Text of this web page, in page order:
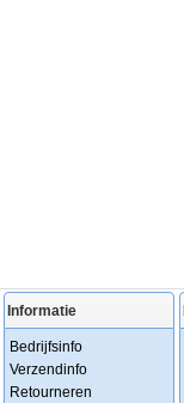
Informatie
Bedrijfsinfo
Verzendinfo
Retourneren